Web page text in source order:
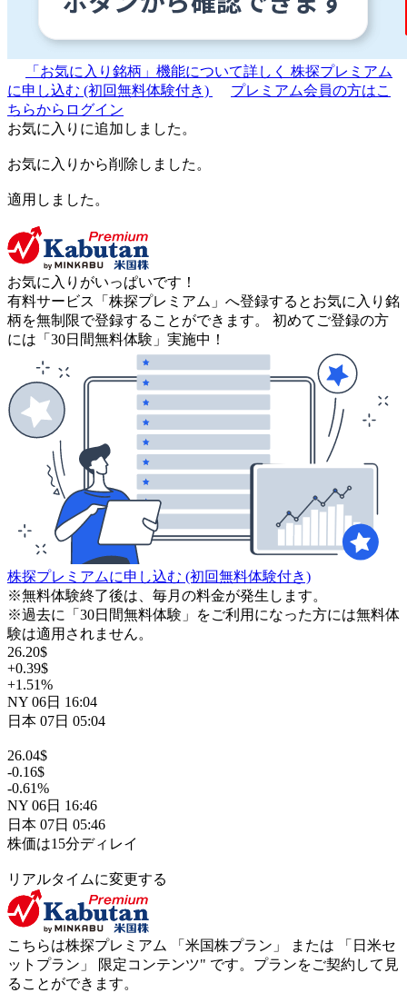
「お気に入り銘柄」機能について詳しく 株探プレミアム
に申し込む (初回無料体験付き)
プレミアム会員の方はこ
ちらからログイン
お気に入りに追加しました。
お気に入りから削除しました。
適用しました。
お気に入りがいっぱいです！
有料サービス「株探プレミアム」へ登録するとお気に入り銘
柄を無制限で登録することができます。 初めてご登録の方
には「30日間無料体験」実施中！
株探プレミアムに申し込む (初回無料体験付き)
※無料体験終了後は、毎月の料金が発生します。
※過去に「30日間無料体験」をご利用になった方には無料体
験は適用されません。
26.20$
+0.39$
+1.51%
NY 06日 16:04
日本 07日 05:04
26.04$
-0.16$
-0.61%
NY 06日 16:46
日本 07日 05:46
株価は15分ディレイ
リアルタイムに変更する
こちらは株探プレミアム 「 米国株プラン 」 または 「 日米セ
ットプラン 」 限定コンテンツ" です。プランをご契約して見
ることができます。